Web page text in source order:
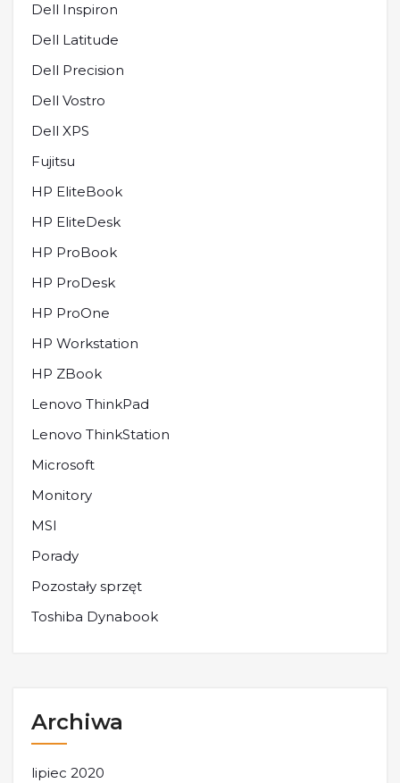
Dell Inspiron
Dell Latitude
Dell Precision
Dell Vostro
Dell XPS
Fujitsu
HP EliteBook
HP EliteDesk
HP ProBook
HP ProDesk
HP ProOne
HP Workstation
HP ZBook
Lenovo ThinkPad
Lenovo ThinkStation
Microsoft
Monitory
MSI
Porady
Pozostały sprzęt
Toshiba Dynabook
Archiwa
lipiec 2020